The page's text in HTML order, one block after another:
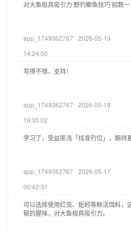
对大鱼极具吸引力 野钓鲫鱼技巧 招数
app_1749362767 2026-05-19
14:24:50
写得不错，支持！
app_1749362767 2026-05-18
19:35:02
学习了，受益匪浅「找准钓位」，期待更
app_1749362767 2026-05-17
00:42:31
可以选择使用红虫、蚯蚓等鲜活饵料，
郁的腥味，对大鱼极具吸引力。